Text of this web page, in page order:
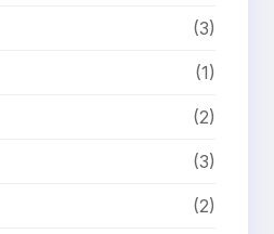
(3)
(1)
(2)
(3)
(2)